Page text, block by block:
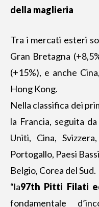
della maglieria
Tra i mercati esteri
Gran Bretagna
(+15%), e anche
Hong Kong.
Nella classifica dei
la Francia, seguita
Uniti, Cina,
Portogallo, Paesi
Belgio, Corea del Sud.
“la97th Pitti Filati
fondamentale